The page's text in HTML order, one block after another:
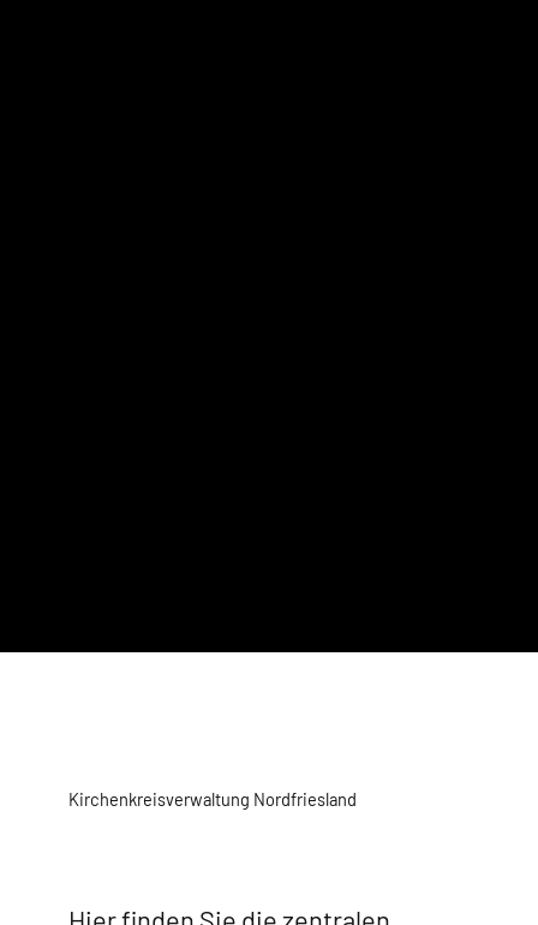
Kirchenkreisverwaltung Nordfriesland
Hier finden Sie die zentralen